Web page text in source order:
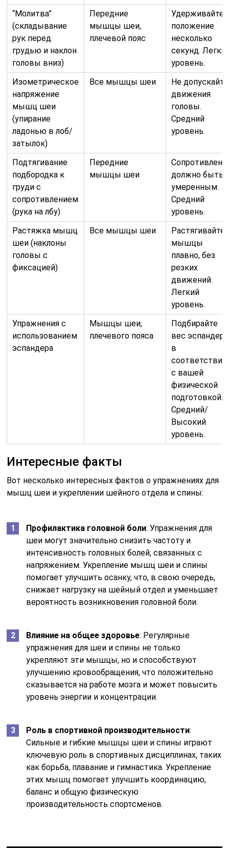
“Молитва”
(складывание
рук перед
грудью и наклон
головы вниз)
Передние
мышцы шеи,
плечевой пояс
Удерживайте
положение
несколько
секунд.
уровень.
Изометрическое
напряжение
мышц шеи
(упирание
ладонью в лоб/
затылок)
Все мышцы шеи
Не допускайте
движения
головы.
Средний
уровень.
Подтягивание
подбородка к
груди с
сопротивлением
(рука на лбу)
Передние
мышцы шеи
должно быть
умеренным.
Средний
уровень.
Растяжка мышц
шеи (наклоны
головы с
фиксацией)
Все мышцы шеи
Растягивайте
мышцы
плавно, без
резких
движений.
Легкий
уровень.
Упражнения с
использованием
эспандера
Мышцы шеи,
плечевого пояса
Подбирайте
вес эспандера
в
соответствии
с вашей
физической
подготовкой.
Средний/
Высокий
уровень.
Интересные факты
Вот несколько интересных фактов о упражнениях для
мышц шеи и укреплении шейного отдела и спины:
Профилактика головной боли: Упражнения для
шеи могут значительно снизить частоту и
интенсивность головных болей, связанных с
напряжением. Укрепление мышц шеи и спины
помогает улучшить осанку, что, в свою очередь,
снижает нагрузку на шейный отдел и уменьшает
вероятность возникновения головной боли.
Влияние на общее здоровье: Регулярные
упражнения для шеи и спины не только
укрепляют эти мышцы, но и способствуют
улучшению кровообращения, что положительно
сказывается на работе мозга и может повысить
уровень энергии и концентрации.
Роль в спортивной производительности:
Сильные и гибкие мышцы шеи и спины играют
ключевую роль в спортивных дисциплинах, таких
как борьба, плавание и гимнастика. Укрепление
этих мышц помогает улучшить координацию,
баланс и общую физическую
производительность спортсменов.